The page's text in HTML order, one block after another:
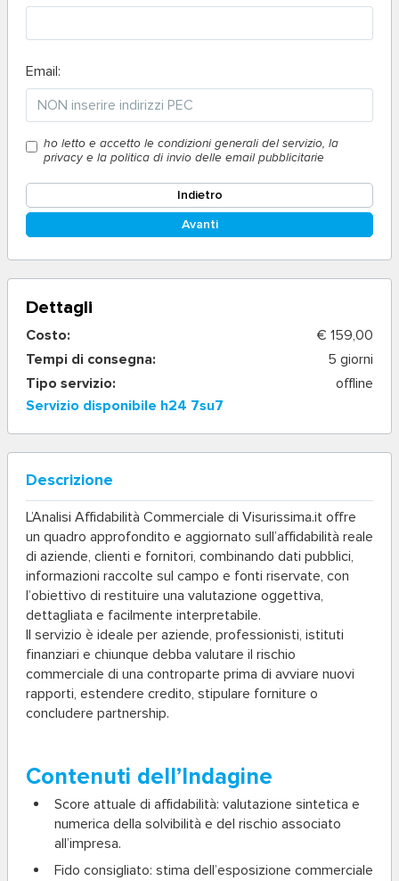
Email:
ho letto e accetto le condizioni generali del servizio, la
privacy e la politica di invio delle email pubblicitarie
Indietro
Avanti
Dettagli
Costo:
€ 159,00
Tempi di consegna:
5 giorni
Tipo servizio:
offline
Servizio disponibile h24 7su7
Descrizione
L’Analisi Affidabilità Commerciale di Visurissima.it offre
un quadro approfondito e aggiornato sull’affidabilità reale
di aziende, clienti e fornitori, combinando dati pubblici,
informazioni raccolte sul campo e fonti riservate, con
l’obiettivo di restituire una valutazione oggettiva,
dettagliata e facilmente interpretabile.
Il servizio è ideale per aziende, professionisti, istituti
finanziari e chiunque debba valutare il rischio
commerciale di una controparte prima di avviare nuovi
rapporti, estendere credito, stipulare forniture o
concludere partnership.
Contenuti dell’Indagine
Score attuale di affidabilità: valutazione sintetica e
numerica della solvibilità e del rischio associato
all’impresa.
Fido consigliato: stima dell’esposizione commerciale